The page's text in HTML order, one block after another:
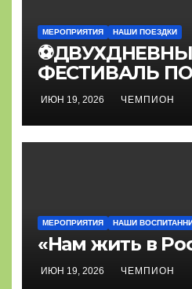
МЕРОПРИЯТИЯ НАШИ ПОЕЗДКИ
ФЕСТИВАЛЬ
ФУТБОЛУ⚽
ИЮН 19, 2026 ЧЕМПИОН
МЕРОПРИЯТИЯ НАШИ
«Нам жить в
ИЮН 19, 2026 ЧЕМПИОН